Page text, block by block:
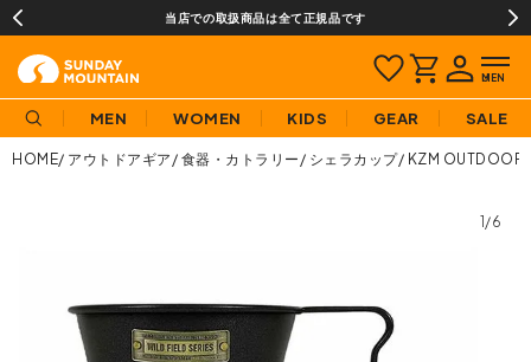
当店での取扱商品は全て正規品です
MEN WOMEN KIDS GEAR SALE
HOME アウトドアギア 食器・カトラリー シェラカップ KZM OUTDOOR
1/6